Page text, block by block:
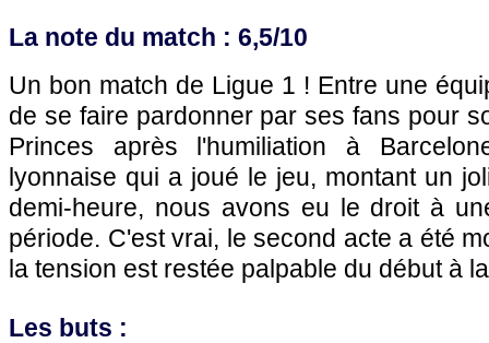
La note du match : 6,5/10
Un bon match de Ligue 1 ! Entre une
de se faire pardonner par ses fans pour
Princes après l'humiliation à
lyonnaise qui a joué le jeu, montant un
demi-heure, nous avons eu le droit à
période. C'est vrai, le second acte a été
la tension est restée palpable du début à
Les buts :